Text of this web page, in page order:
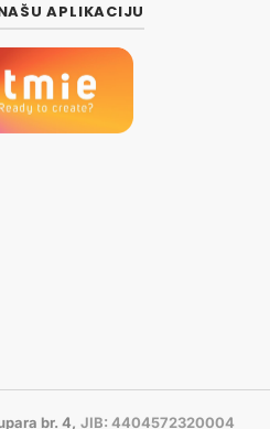
APLIKACIJU
br. 4, JIB: 4404572320004